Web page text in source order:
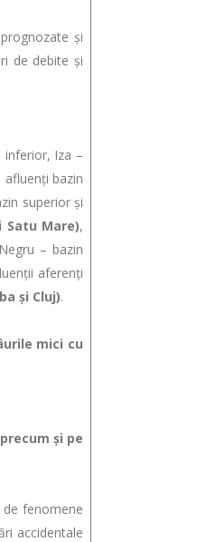
şi
de debite şi
inferior, Iza –
afluenţi bazin
superior şi
Satu Mare),
– bazin
aferenţi
şi Cluj).
mici cu
şi pe
fenomene
accidentale